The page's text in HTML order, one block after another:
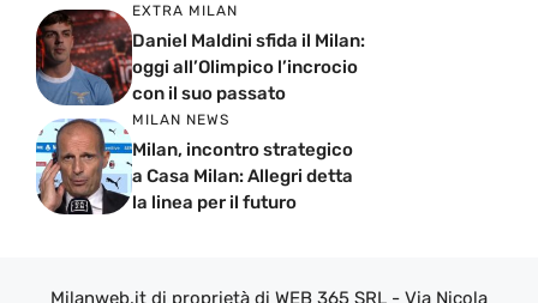
EXTRA MILAN
Daniel Maldini sfida il Milan:
oggi all’Olimpico l’incrocio
con il suo passato
MILAN NEWS
Milan, incontro strategico
a Casa Milan: Allegri detta
la linea per il futuro
Milanweb.it di proprietà di WEB 365 SRL - Via Nicola